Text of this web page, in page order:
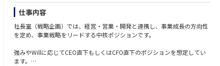
仕事内容
社長室（戦略企画）では、経営・営業・開発と連携し、事業成長の方向性
を定め、事業戦略をリードする中核ポジションです。
強みやWillに応じてCEO直下もしくはCFO直下のポジションを想定してい
ます。